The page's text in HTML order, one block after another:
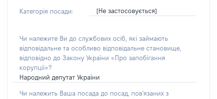
Категорія посади: [Не застосовується]
Чи належите Ви до службових осіб, які займають
відповідальне та особливо відповідальне становище,
відповідно до Закону України «Про запобігання
корупції»?
Народний депутат України
Чи належить Ваша посада до посад, пов'язаних з